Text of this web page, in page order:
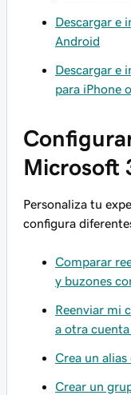
Descargar e
Android
Descargar e
para iPhone
Microsoft
Personaliza tu
configura
Comparar
y buzones
Reenviar mi
a otra
Crea un
Crear un